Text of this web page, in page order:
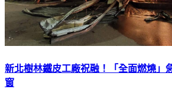
新北樹林鐵皮工廠祝融！「全面燃燒
窗